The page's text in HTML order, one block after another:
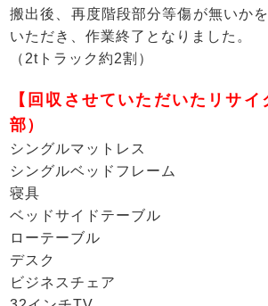
搬出後、再度階段部分等傷が無いか
いただき、作業終了となりました。
（2tトラック約2割）
【回収させていただいたリサ
部）
シングルマットレス
シングルベッドフレーム
寝具
ベッドサイドテーブル
ローテーブル
デスク
ビジネスチェア